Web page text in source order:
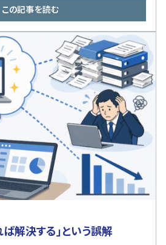
この記事を読む
解決する」という誤解